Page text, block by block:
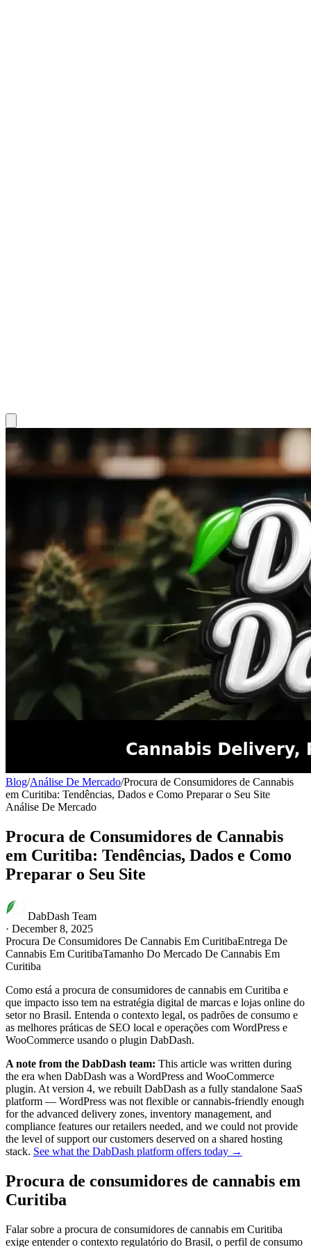
Blog/Análise De Mercado/Procura de Consumidores de Cannabis
em Curitiba: Tendências, Dados e Como Preparar o Seu Site
Análise De Mercado
Procura de Consumidores de Cannabis
em Curitiba: Tendências, Dados e Como
Preparar o Seu Site
DabDash Team
· December 8, 2025
Procura De Consumidores De Cannabis Em CuritibaEntrega De
Cannabis Em CuritibaTamanho Do Mercado De Cannabis Em
Curitiba
Como está a procura de consumidores de cannabis em Curitiba e
que impacto isso tem na estratégia digital de marcas e lojas online do
setor no Brasil. Entenda o contexto legal, os padrões de consumo e
as melhores práticas de SEO local e operações com WordPress e
WooCommerce usando o plugin DabDash.
A note from the DabDash team: This article was written during
the era when DabDash was a WordPress and WooCommerce
plugin. At version 4, we rebuilt DabDash as a fully standalone SaaS
platform — WordPress was not flexible or cannabis-friendly enough
for the advanced delivery zones, inventory management, and
compliance features our retailers needed, and we could not provide
the level of support our customers deserved on a shared hosting
stack. See what the DabDash platform offers today →
Procura de consumidores de cannabis em
Curitiba
Falar sobre a procura de consumidores de cannabis em Curitiba
exige entender o contexto regulatório do Brasil, o perfil de consumo